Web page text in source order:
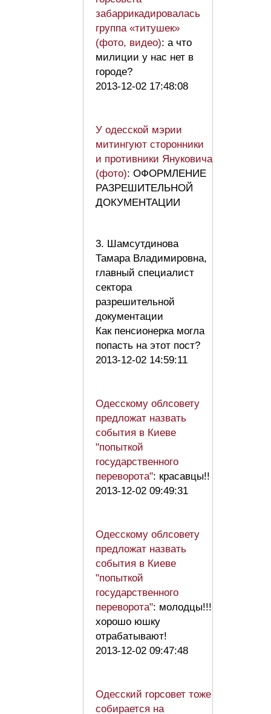
забаррикадировалась
группа «титушек»
(фото, видео): а что
милиции у нас нет в
городе?
2013-12-02 17:48:08
У одесской мэрии
митингуют сторонники
и противники Януковича
(фото): ОФОРМЛЕНИЕ
РАЗРЕШИТЕЛЬНОЙ
ДОКУМЕНТАЦИИ
3. Шамсутдинова
Тамара Владимировна,
главный специалист
сектора
разрешительной
документации
Как пенсионерка могла
попасть на этот пост?
2013-12-02 14:59:11
Одесскому облсовету
предложат назвать
события в Киеве
"попыткой
государственного
переворота": красавцы!!
2013-12-02 09:49:31
Одесскому облсовету
предложат назвать
события в Киеве
"попыткой
государственного
переворота": молодцы!!!
хорошо юшку
отрабатывают!
2013-12-02 09:47:48
Одесский горсовет тоже
собирается на